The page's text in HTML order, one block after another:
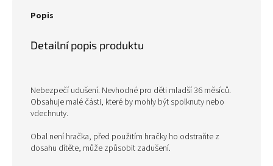
Popis
Detailní popis produktu
Nebezpečí udušení. Nevhodné pro děti mladší 36 měsíců.
Obsahuje malé části, které by mohly být spolknuty nebo
vdechnuty.
Obal není hračka, před použitím hračky ho odstraňte z
dosahu dítěte, může způsobit zadušení.